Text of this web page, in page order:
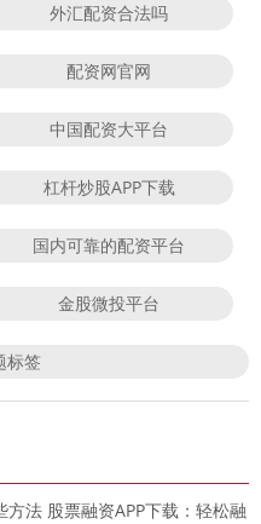
外汇配资合法吗
配资网官网
中国配资大平台
杠杆炒股APP下载
国内可靠的配资平台
金股微投平台
标签
方法 股票融资APP下载：轻松融